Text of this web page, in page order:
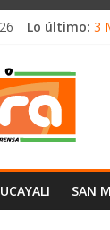
Lo último: 3
UCAYALI SAN